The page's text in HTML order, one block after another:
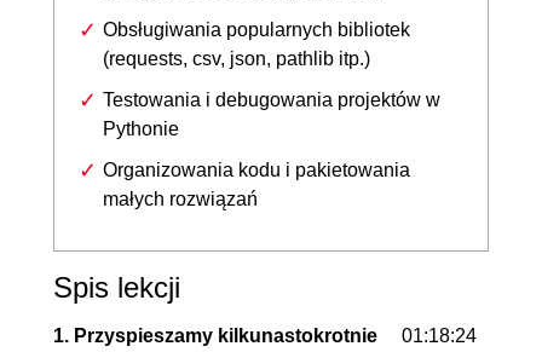
Obsługiwania popularnych bibliotek
(requests, csv, json, pathlib itp.)
Testowania i debugowania projektów w
Pythonie
Organizowania kodu i pakietowania
małych rozwiązań
Spis lekcji
1. Przyspieszamy kilkunastokrotnie
01:18:24